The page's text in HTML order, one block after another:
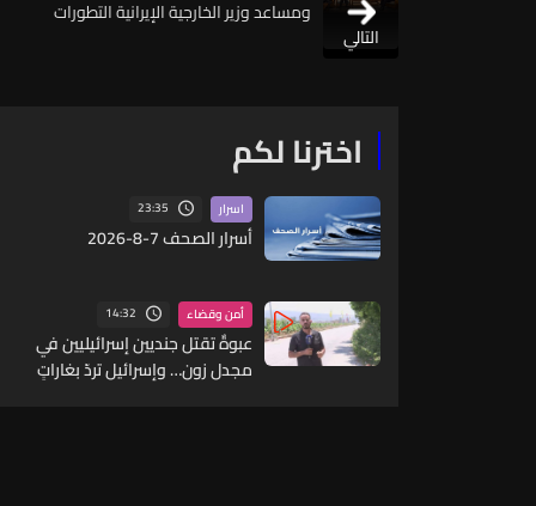
التالي
ومساعد وزير الخارجية الإيرانية التطورات
اخترنا لكم
اسرار 23:35
أسرار الصحف 7-8-2026
أمن وقضاء 14:32
عبوةٌ تقتل جنديين إسرائيليين في
مجدل زون… وإسرائيل تردّ بغاراتٍ